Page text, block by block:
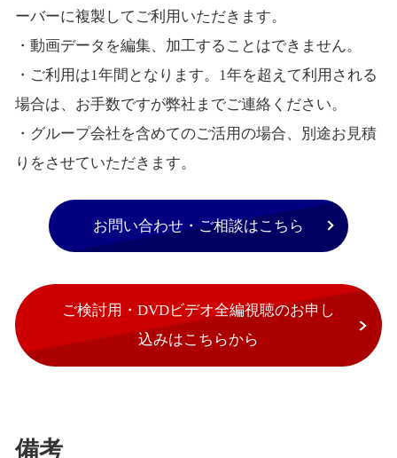
ーバーに複製してご利用いただきます。
・動画データを編集、加工することはできません。
・ご利用は1年間となります。1年を超えて利用される
場合は、お手数ですが弊社までご連絡ください。
・グループ会社を含めてのご活用の場合、別途お見積
りをさせていただきます。
お問い合わせ・ご相談はこちら
ご検討用・DVDビデオ全編視聴のお申し
込みはこちらから
備考